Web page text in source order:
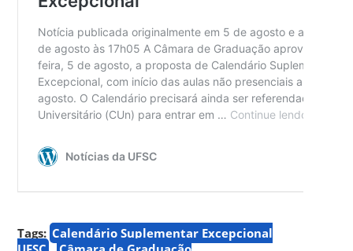
Tags: Calendário Suplementar Excepcional